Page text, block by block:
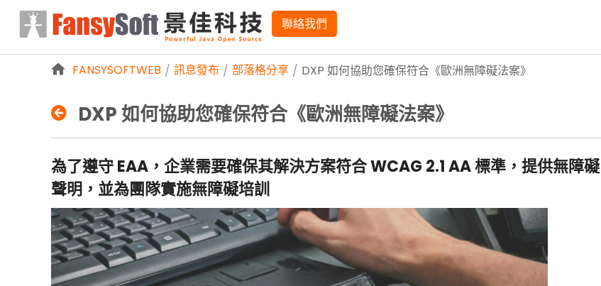
略過到內容
聯絡我們
FANSYSOFTWEB / 訊息發布 / 部落格分享 / DXP 如何協助您確保符合《歐洲無障礙法案》
DXP 如何協助您確保符合《歐洲無障礙法案》
D
X
P
為了遵守 EAA，企業需要確保其解決方案符合 WCAG 2.1 AA 標準，提供無障礙
聲明，並為團隊實施無障礙培訓